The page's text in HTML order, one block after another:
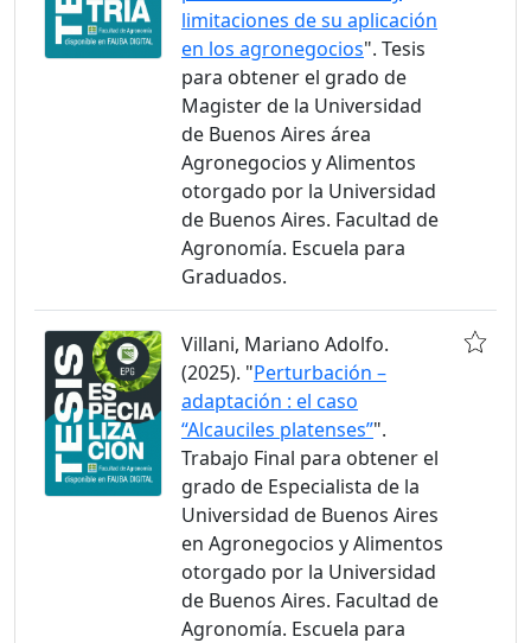
limitaciones de su aplicación
en los agronegocios". Tesis
para obtener el grado de
Magister de la Universidad
de Buenos Aires área
Agronegocios y Alimentos
otorgado por la Universidad
de Buenos Aires. Facultad de
Agronomía. Escuela para
Graduados.
Villani, Mariano Adolfo.
(2025). "Perturbación –
adaptación : el caso
“Alcauciles platenses”".
Trabajo Final para obtener el
grado de Especialista de la
Universidad de Buenos Aires
en Agronegocios y Alimentos
otorgado por la Universidad
de Buenos Aires. Facultad de
Agronomía. Escuela para